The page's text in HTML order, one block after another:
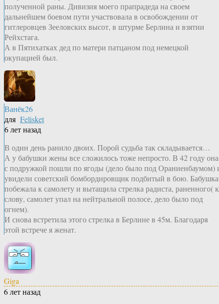
полученной раны. Дивизия моего прапрадеда на своем
дальнейшем боевом пути участвовала в освобождении от
гитлеровцев Зееловских высот, в штурме Берлина и взятии
Рейхстага.
А в Пятихатках дед по матери патцаном под немецкой
окупацией был.
Ванёк26
для Felisket
6 лет назад
В один день ранило двоих. Порой судьба так складывается…
А у бабушки жены все сложилось тоже непросто. В 42 году она
с подружкой пошли по ягоды (дело было под Ораниенбаумом)
увидели советский бомбордировщик подбитый в бою. Бабушка
побежала к самолету и вытащила стрелка радиста, раненного( к
слову, самолет упал на нейтральной полосе, дело было под
огнем).
И снова встретила этого стрелка в Берлине в 45м. Благодаря
этой встрече я женат.
Giga
6 лет назад